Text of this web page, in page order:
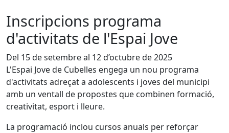
Inscripcions programa
d'activitats de l'Espai Jove
Del 15 de setembre al 12 d’octubre de 2025
L'Espai Jove de Cubelles engega un nou programa
d'activitats adreçat a adolescents i joves del municipi
amb un ventall de propostes que combinen formació,
creativitat, esport i lleure.
La programació inclou cursos anuals per reforçar